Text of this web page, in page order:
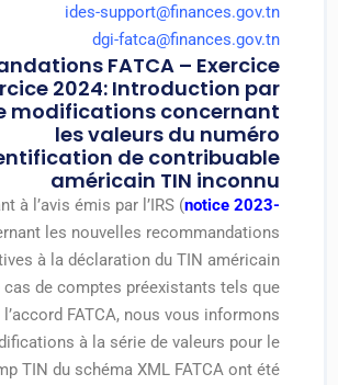
ides-support@finances.gov.tn
dgi-fatca@finances.gov.tn
FATCA – Exercice
exercice 2024: Introduction par
de modifications concernant
les valeurs du numéro
d'identification de contribuable
américain TIN inconnu
référant à l’avis émis par l’IRS (notice 2023-
) concernant les nouvelles recommandations
relatives à la déclaration du TIN américain
dans le cas de comptes préexistants tels que
dans l’accord FATCA, nous vous informons
des modifications à la série de valeurs pour le
champ TIN du schéma XML FATCA ont été